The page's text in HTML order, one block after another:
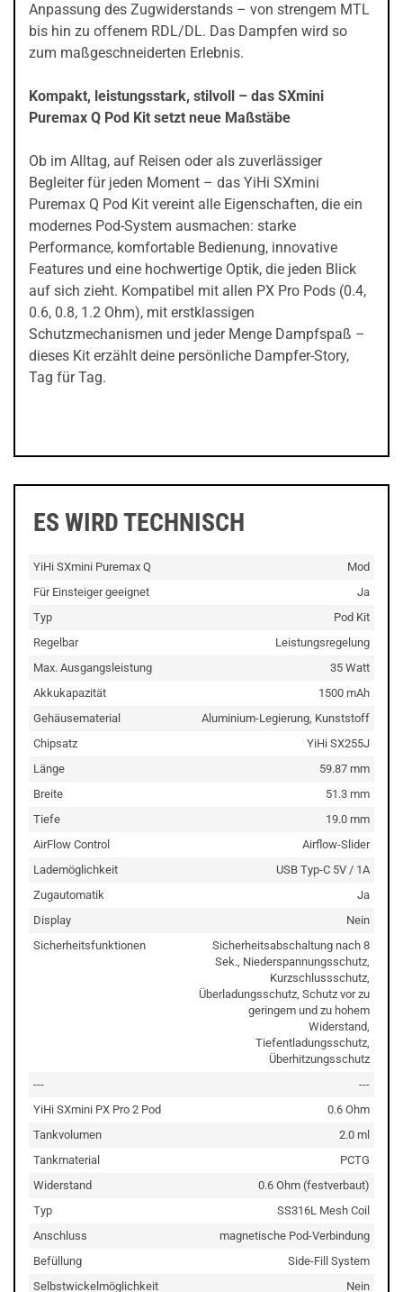
Anpassung des Zugwiderstands – von strengem MTL
bis hin zu offenem RDL/DL. Das Dampfen wird so
zum maßgeschneiderten Erlebnis.
Kompakt, leistungsstark, stilvoll – das SXmini
Puremax Q Pod Kit setzt neue Maßstäbe
Ob im Alltag, auf Reisen oder als zuverlässiger
Begleiter für jeden Moment – das YiHi SXmini
Puremax Q Pod Kit vereint alle Eigenschaften, die ein
modernes Pod-System ausmachen: starke
Performance, komfortable Bedienung, innovative
Features und eine hochwertige Optik, die jeden Blick
auf sich zieht. Kompatibel mit allen PX Pro Pods (0.4,
0.6, 0.8, 1.2 Ohm), mit erstklassigen
Schutzmechanismen und jeder Menge Dampfspaß –
dieses Kit erzählt deine persönliche Dampfer-Story,
Tag für Tag.
ES WIRD TECHNISCH
YiHi SXmini Puremax Q
Mod
Für Einsteiger geeignet
Ja
Typ
Pod Kit
Regelbar
Leistungsregelung
Max. Ausgangsleistung
35 Watt
Akkukapazität
1500 mAh
Gehäusematerial
Aluminium-Legierung, Kunststoff
Chipsatz
YiHi SX255J
Länge
59.87 mm
Breite
51.3 mm
Tiefe
19.0 mm
AirFlow Control
Airflow-Slider
Lademöglichkeit
USB Typ-C 5V / 1A
Zugautomatik
Ja
Display
Nein
Sicherheitsfunktionen
Sicherheitsabschaltung nach 8
Sek., Niederspannungsschutz,
Kurzschlussschutz,
Überladungsschutz, Schutz vor zu
geringem und zu hohem
Widerstand,
Tiefentladungsschutz,
Überhitzungsschutz
---
---
YiHi SXmini PX Pro 2 Pod
0.6 Ohm
Tankvolumen
2.0 ml
Tankmaterial
PCTG
Widerstand
0.6 Ohm (festverbaut)
Typ
SS316L Mesh Coil
Anschluss
magnetische Pod-Verbindung
Befüllung
Side-Fill System
Selbstwickelmöglichkeit
Nein